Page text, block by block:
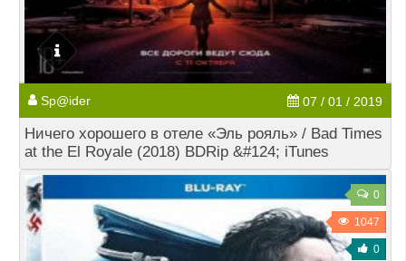
Sp@ider 07 / 01 / 2019
Ничего хорошего в отеле «Эль рояль» / Bad Times
at the El Royale (2018) BDRip &#124; iTunes
0
1047
0